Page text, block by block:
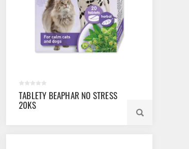
TABLETY BEAPHAR NO STRESS
20KS